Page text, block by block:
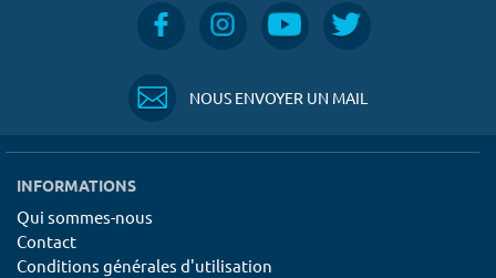
NOUS ENVOYER UN MAIL
INFORMATIONS
Qui sommes-nous
Contact
Conditions générales d'utilisation